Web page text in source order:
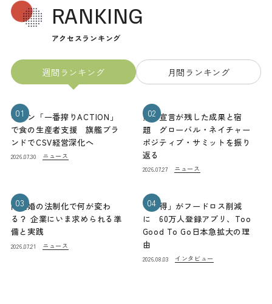
RANKING
アクセスランキング
週間ランキング 月間ランキング
01
キリン「一番搾りACTION」
で食の生産者支援 旗艦ブラ
ンドでCSV経営深化へ
2026.07.30 ニュース
02
熊本宣言が残した成果と宿
題 グローバル・ネイチャー
ポジティブ・サミットを振り
返る
2026.07.27 ニュース
03
同性婚の法制化で何が変わ
る？ 企業にいま求められる準
備と実践
2026.07.21 ニュース
04
「お得」がフードロス削減
に 60万人登録アプリ、Too
Good To Go日本急拡大の理
由
2026.08.03 インタビュー